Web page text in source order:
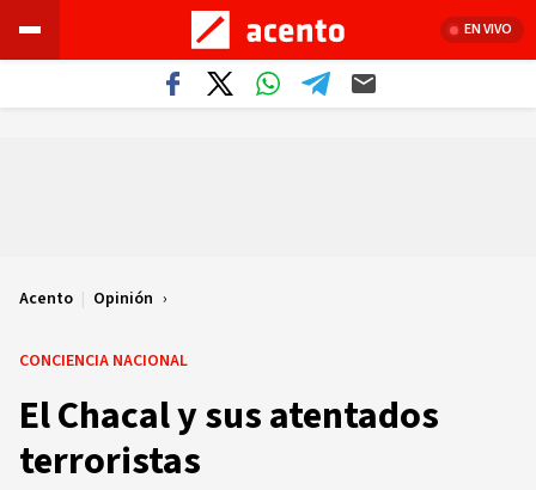
EN VIVO
Acento | Opinión
CONCIENCIA NACIONAL
El Chacal y sus atentados
terroristas